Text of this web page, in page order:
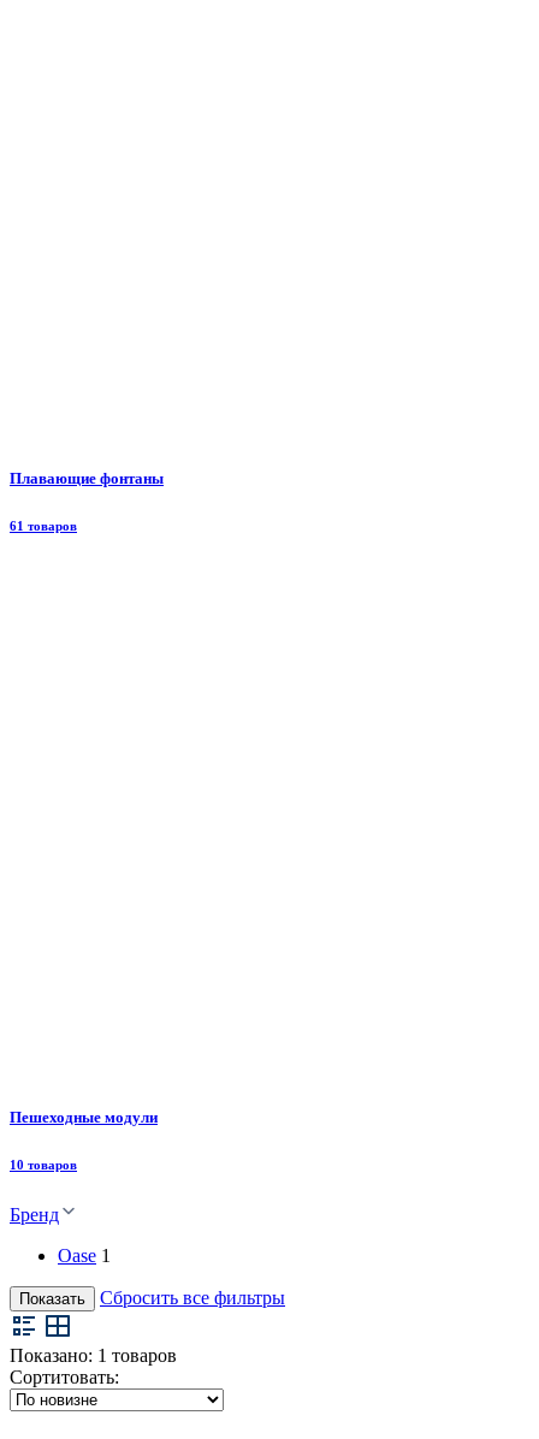
Плавающие фонтаны
61 товаров
Пешеходные модули
10 товаров
Бренд
Oase 1
Показать Сбросить все фильтры
Показано: 1 товаров
Сортитовать: